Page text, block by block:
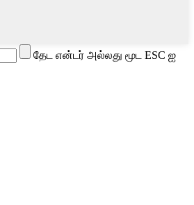
தேட என்டர் அல்லது மூட ESC ஐ